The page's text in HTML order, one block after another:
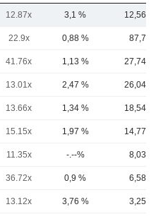
12.87x 3,1 % 12,56 Md
22.9x 0,88 % 87,7 Md
41.76x 1,13 % 27,74 Md
13.01x 2,47 % 26,04 Md
13.66x 1,34 % 18,54 Md
15.15x 1,97 % 14,77 Md
11.35x -.--% 8,03 Md
36.72x 0,9 % 6,58 Md
13.12x 3,76 % 3,25 Md